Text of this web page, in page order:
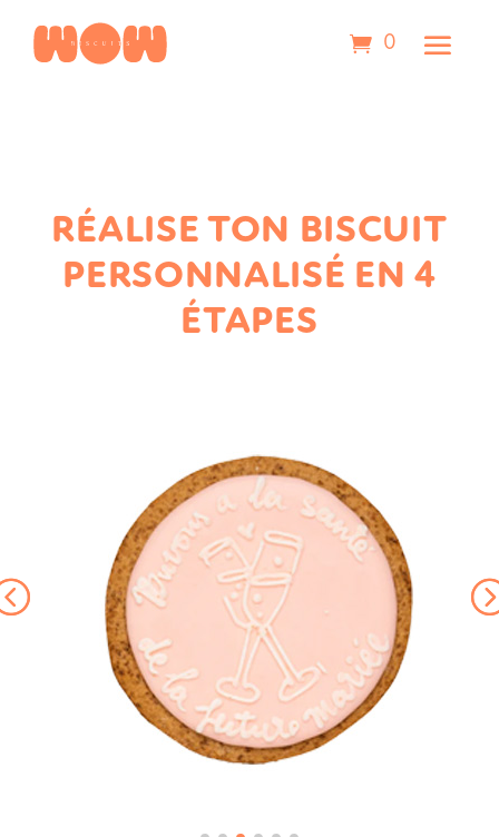
0
RÉALISE TON BISCUIT
PERSONNALISÉ EN 4
ÉTAPES